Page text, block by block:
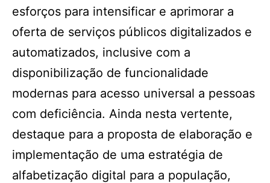
esforços para intensificar e aprimorar a
oferta de serviços públicos digitalizados e
automatizados, inclusive com a
disponibilização de funcionalidade
modernas para acesso universal a pessoas
com deficiência. Ainda nesta vertente,
destaque para a proposta de elaboração e
implementação de uma estratégia de
alfabetização digital para a população,